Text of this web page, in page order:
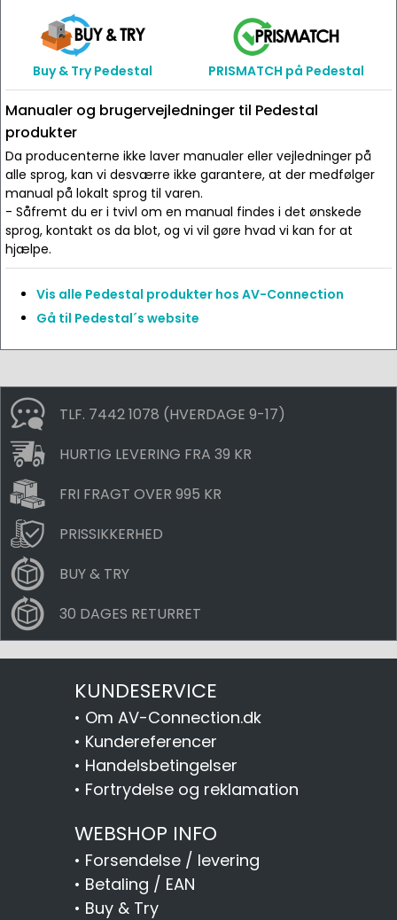
Buy & Try Pedestal PRISMATCH på Pedestal
Manualer og brugervejledninger til Pedestal
produkter
Da producenterne ikke laver manualer eller vejledninger på
alle sprog, kan vi desværre ikke garantere, at der medfølger
manual på lokalt sprog til varen.
- Såfremt du er i tvivl om en manual findes i det ønskede
sprog, kontakt os da blot, og vi vil gøre hvad vi kan for at
hjælpe.
Vis alle Pedestal produkter hos AV-Connection
Gå til Pedestal´s website
TLF. 7442 1078 (HVERDAGE 9-17)
HURTIG LEVERING FRA 39 KR
FRI FRAGT OVER 995 KR
PRISSIKKERHED
BUY & TRY
30 DAGES RETURRET
KUNDESERVICE
• Om AV-Connection.dk
• Kundereferencer
• Handelsbetingelser
• Fortrydelse og reklamation
WEBSHOP INFO
• Forsendelse / levering
• Betaling / EAN
• Buy & Try